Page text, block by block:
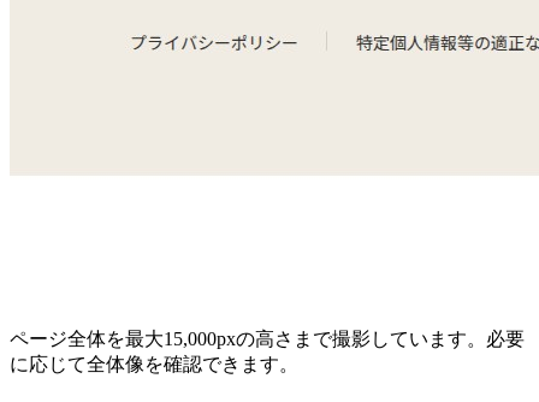
ページ全体を最大15,000pxの高さまで撮影しています。必要
に応じて全体像を確認できます。